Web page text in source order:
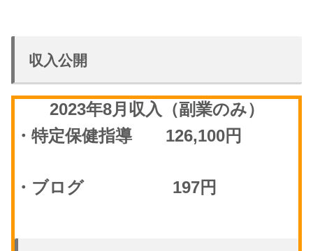
収入公開
2023年8月収入（副業のみ）
・特定保健指導 126,100円
・ブログ 197円